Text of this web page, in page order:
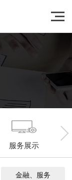
服务展示
金融、服务